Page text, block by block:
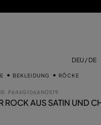
DEU / DE
BEKLEIDUNG RÖCKE
P644G106AN0519
ROCK AUS SATIN UND